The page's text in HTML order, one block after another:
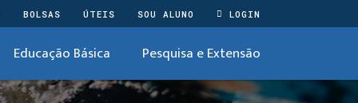
BOLSAS ÚTEIS SOU ALUNO LOGIN
Educação Básica Pesquisa e Extensão